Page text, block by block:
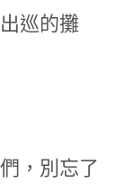
巡的攤
，別忘了